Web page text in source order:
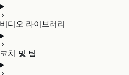
비디오 라이브러리
코치 및 팀